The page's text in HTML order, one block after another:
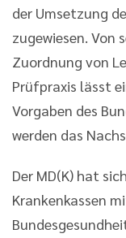
der Umsetzung
zugewiesen. Von
Zuordnung von
Prüfpraxis lässt
Vorgaben des
werden das
Der MD(K) hat
Krankenkassen